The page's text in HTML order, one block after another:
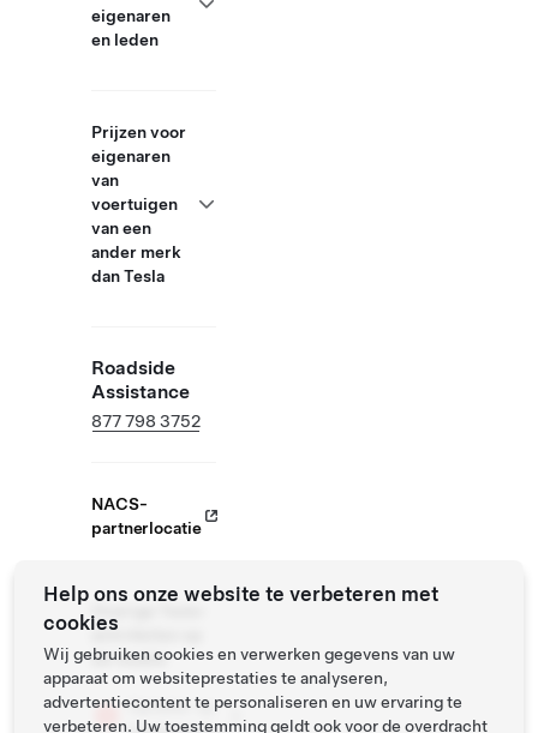
eigenaren
en leden
Prijzen voor
eigenaren
van
voertuigen
van een
ander merk
dan Tesla
Roadside
Assistance
877 798 3752
NACS-
partnerlocatie
activiteiten op
de locatie
Oplader op
Help ons onze website te verbeteren met
cookies
Wij gebruiken cookies en verwerken gegevens van uw
apparaat om websiteprestaties te analyseren,
advertentiecontent te personaliseren en uw ervaring te
verbeteren. Uw toestemming geldt ook voor de overdracht